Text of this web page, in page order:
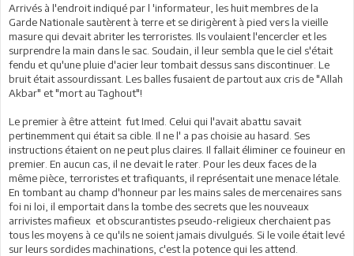
Arrivés à l'endroit indiqué par l 'informateur, les huit membres de la
Garde Nationale sautèrent à terre et se dirigèrent à pied vers la vieille
masure qui devait abriter les terroristes. Ils voulaient l'encercler et les
surprendre la main dans le sac. Soudain, il leur sembla que le ciel s'était
fendu et qu'une pluie d'acier leur tombait dessus sans discontinuer. Le
bruit était assourdissant. Les balles fusaient de partout aux cris de "Allah
Akbar" et "mort au Taghout"!
Le premier à être atteint fut Imed. Celui qui l'avait abattu savait
pertinemment qui était sa cible. Il ne l' a pas choisie au hasard. Ses
instructions étaient on ne peut plus claires. Il fallait éliminer ce fouineur en
premier. En aucun cas, il ne devait le rater. Pour les deux faces de la
même pièce, terroristes et trafiquants, il représentait une menace létale.
En tombant au champ d'honneur par les mains sales de mercenaires sans
foi ni loi, il emportait dans la tombe des secrets que les nouveaux
arrivistes mafieux et obscurantistes pseudo-religieux cherchaient pas
tous les moyens à ce qu'ils ne soient jamais divulgués. Si le voile était levé
sur leurs sordides machinations, c'est la potence qui les attend.